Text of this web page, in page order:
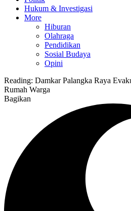
Hukum & Investigasi
More
Hiburan
Olahraga
Pendidikan
Sosial Budaya
Opini
Reading: Damkar Palangka Raya
Rumah Warga
Bagikan